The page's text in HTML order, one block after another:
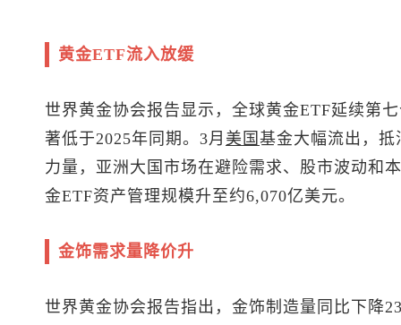
黄金ETF流入放缓
世界黄金协会报告显示，全球黄金ETF延续第
著低于2025年同期。3月 美国 基金大幅流出，
力量，亚洲大国市场在避险需求、股市波动和
金ETF资产管理规模升至约6,070亿美元。
金饰需求量降价升
世界黄金协会报告指出，金饰制造量同比下降